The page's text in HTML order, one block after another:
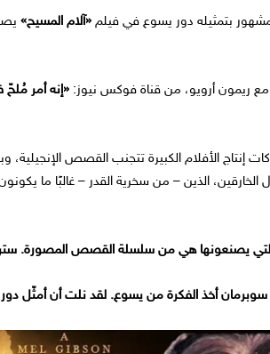
بتمثيله دور يسوع في فيلم «آلام المسيح»
ريمون أرويو، من قناة فوكس نيوز: «إنه أمر مُلحّ
إنتاج الأفلام الكبيرة تتجنب القصص
الخارقين، الذين – من سخرية القدر – غالبًا ما
التي يصنعونها هي من سلسلة القصص المصورة.
أخذ الفكرة من يسوع. لقد نلت أن أمثّل